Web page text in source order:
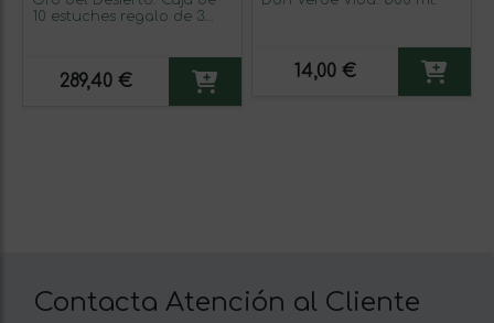
10 estuches regalo de 3
289,40 €
14,00 €
Contacta Atención al Cliente